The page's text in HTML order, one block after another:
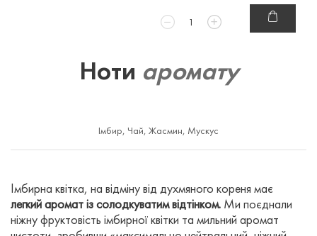
Ноти аромату
Імбир, Чай, Жасмин, Мускус
Імбирна квітка, на відміну від духмяного кореня має
легкий аромат із солодкуватим відтінком. Ми поєднали
ніжну фруктовість імбирної квітки та мильний аромат